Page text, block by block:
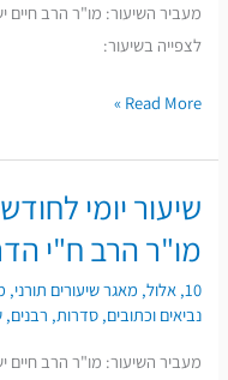
מעביר השיעור: מו"ר הרב חיים
לצפייה בשיעור:
תהילים
-
הרב
–
י"ג
Read More »
שיעור יומי
מו"ר הרב ח"י
10
,אלול, מאגר שיעורים תורני,
נביאים וכתובים,סדרות, רבנים,
מעביר השיעור: מו"ר הרב חיים
שיעור
לחודש
אלול
תהילים